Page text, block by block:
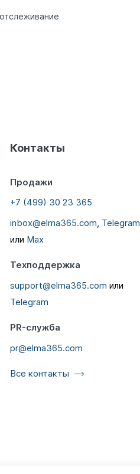
Контакты
Продажи
+7 (499) 30 23 365
inbox@elma365.com, Telegram
или Max
Техподдержка
support@elma365.com или
Telegram
PR-служба
pr@elma365.com
Все контакты